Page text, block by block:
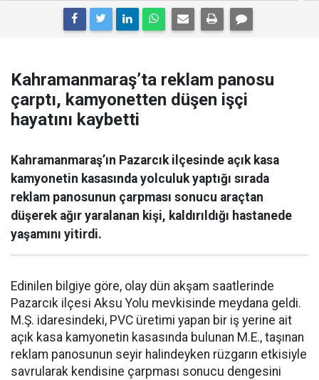
Kahramanmaraş’ta reklam panosu
çarptı, kamyonetten düşen işçi
hayatını kaybetti
Kahramanmaraş’ın Pazarcık ilçesinde açık kasa
kamyonetin kasasında yolculuk yaptığı sırada
reklam panosunun çarpması sonucu araçtan
düşerek ağır yaralanan kişi, kaldırıldığı hastanede
yaşamını yitirdi.
Edinilen bilgiye göre, olay dün akşam saatlerinde
Pazarcık ilçesi Aksu Yolu mevkisinde meydana geldi.
M.Ş. idaresindeki, PVC üretimi yapan bir iş yerine ait
açık kasa kamyonetin kasasında bulunan M.E., taşınan
reklam panosunun seyir halindeyken rüzgarın etkisiyle
savrularak kendisine çarpması sonucu dengesini